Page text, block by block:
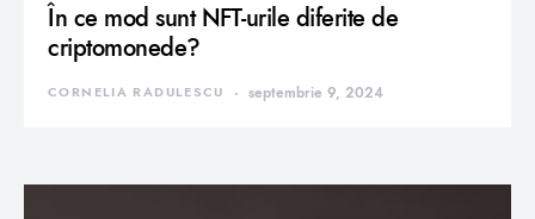
În ce mod sunt NFT-urile diferite de
criptomonede?
CORNELIA RADULESCU septembrie 9, 2024